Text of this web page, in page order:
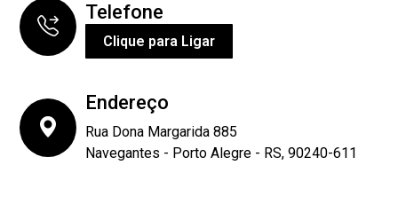
Telefone
Clique para Ligar
Endereço
Rua Dona Margarida 885
Navegantes - Porto Alegre - RS, 90240-611